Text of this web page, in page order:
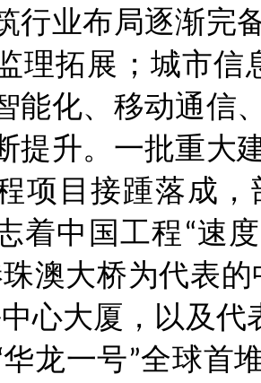
行业布局逐渐完
理拓展；城市信
能化、移动通信
提升。一批重大
项目接踵落成
着中国工程“速
澳大桥为代表
心大厦，以及代
龙一号”全球首